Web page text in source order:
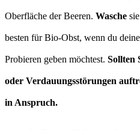
Oberfläche der Beeren. Wasche
besten für Bio-Obst, wenn du
Probieren geben möchtest. Sollten
oder Verdauungsstörungen
in Anspruch.